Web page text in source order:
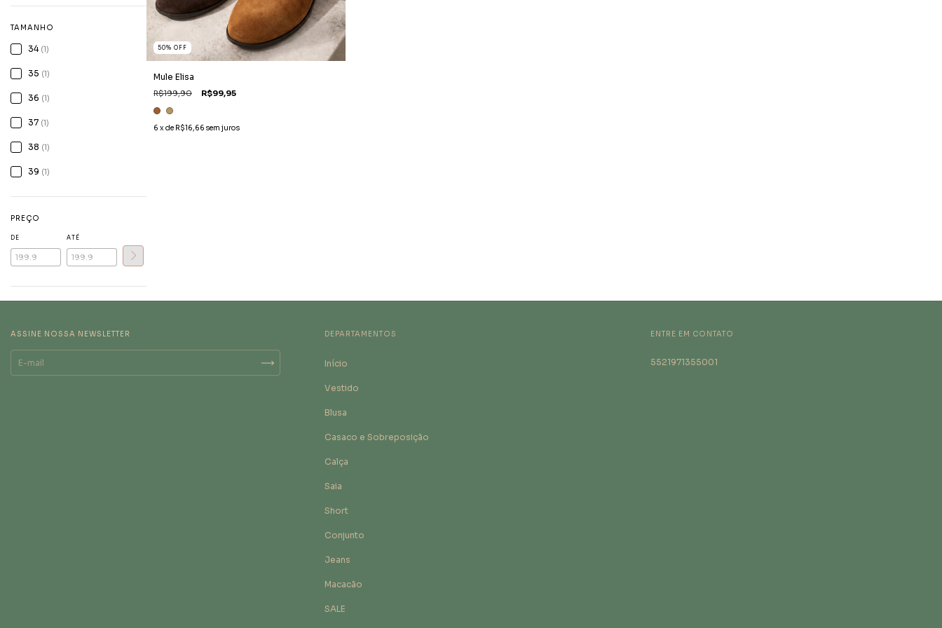
TAMANHO
34 (1)
35 (1)
36 (1)
37 (1)
38 (1)
39 (1)
PREÇO
DE ATÉ
50% OFF
Mule Elisa
R$199,90 R$99,95
6 x de R$16,66 sem juros
ASSINE NOSSA NEWSLETTER DEPARTAMENTOS
Início
Vestido
Blusa
Casaco e Sobreposição
Calça
Saia
Short
Conjunto
Jeans
Macacão
SALE
ENTRE EM CONTATO
5521971355001